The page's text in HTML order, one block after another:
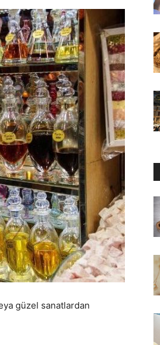
güzel sanatlardan